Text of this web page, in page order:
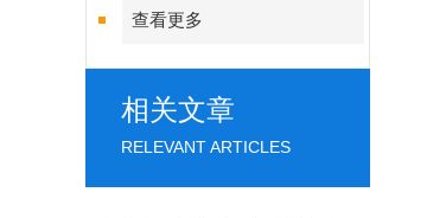
查看更多
相关文章
RELEVANT ARTICLES